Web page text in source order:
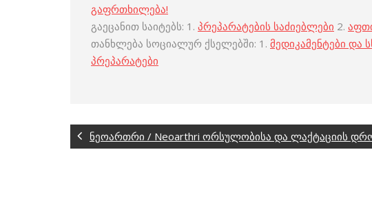
გაფრთხილება!
გაეცანით საიტებს: 1. პრეპარატების საძიებლები 2.
თანხლება სოციალურ ქსელებში: 1. მედიკამენტები და
პრეპარატები
ნეოართრი / Neoarthri ორსულობისა და ლაქტაციის